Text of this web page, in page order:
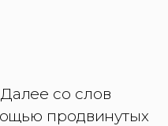
со слов
продвинутых